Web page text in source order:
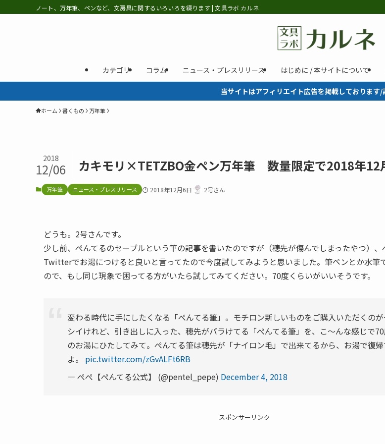
ノート、万年筆、ペンなど、文房具に関するいろいろを綴ります | 文具ラボ カルネ
カテゴリ コラム ニュース・プレスリリース はじめに / 本サイトについて
当サイトはアフィリエイト広告を掲載しております
ホーム 書くもの 万年筆
カキモリ×TETZBO金ペン万年筆 数量限定で2018年12
2018
12/06
万年筆 ニュース・プレスリリース 2018年12月6日 2号さん
どうも。2号さんです。
少し前、ぺんてるのセーブルという筆の記事を書いたのですが（穂先が傷んでしまったやつ）、
Twitterでお湯につけると良いと言ってたので今度試してみようと思いました。筆ペンとか水筆
ので、もし同じ現象で困ってる方がいたら試してみてください。70度くらいがいいそうです。
変わる時代に手にしたくなる「ぺんてる筆」。モチロン新しいものをご購入いただくの
シイけれど、引き出しに入った、穂先がバラけてる「ぺんてる筆」を、こ〜んな感じで
のお湯にひたしてみて。ぺんてる筆は穂先が「ナイロン毛」で出来てるから、お湯で復
よ。 pic.twitter.com/zGvALFt6RB
— ぺぺ【ぺんてる公式】 (@pentel_pepe) December 4, 2018
スポンサーリンク